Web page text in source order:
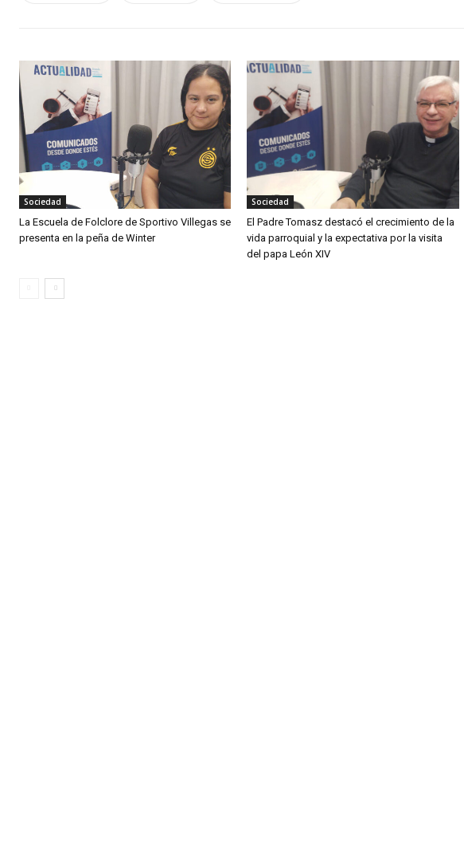
Sociedad
La Escuela de Folclore de Sportivo Villegas se
presenta en la peña de Winter
Sociedad
El Padre Tomasz destacó el crecimiento de la
vida parroquial y la expectativa por la visita
del papa León XIV